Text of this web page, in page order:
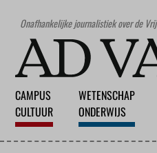
Onafhankelijke journalistiek over de
CAMPUS
CULTUUR
WETENSCHAP
ONDERWIJS